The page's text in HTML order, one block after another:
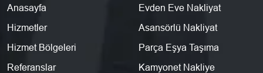
Anasayfa
Hizmetler
Hizmet Bölgeleri
Referanslar
Evden Eve Nakliyat
Asansörlü Nakliyat
Parça Eşya Taşıma
Kamyonet Nakliye